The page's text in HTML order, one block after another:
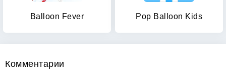
Balloon Fever Pop Balloon Kids
Комментарии